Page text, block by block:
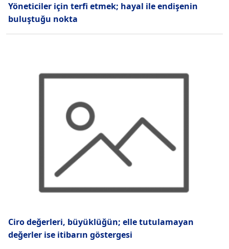
Yöneticiler için terfi etmek; hayal ile endişenin
buluştuğu nokta
Ciro değerleri, büyüklüğün; elle tutulamayan
değerler ise itibarın göstergesi